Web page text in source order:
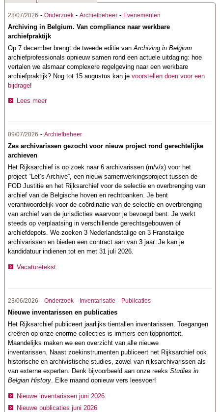
28/07/2026 -Onderzoek -Archiefbeheer - Evenementen
Archiving in Belgium. Van compliance naar werkbare
archiefpraktijk
Op 7 december brengt de tweede editie vanArchiving in Belgium
archiefprofessionals opnieuw samen rond een actuele uitdaging: hoe
vertalen we alsmaar complexere regelgeving naar een werkbare
archiefpraktijk? Nog tot 15 augustus kan jevoorstellen doen voor een
bijdrage!
Lees meer
09/07/2026 -Archiefbeheer
Zes archivarissen gezocht voor nieuw project rond gerechtelijke
archieven
Het Rijksarchief is op zoek naar 6 archivarissen (m/v/x) voor het
project “Let’s Archive”, een nieuw samenwerkingsproject tussen de
FOD Justitie en het Rijksarchief voor de selectie en overbrenging van
archief van de Belgische hoven en rechtbanken. Je bent
verantwoordelijk voor de coördinatie van de selectie en overbrenging
van archief van de jurisdicties waarvoor je bevoegd bent. Je werkt
steeds op verplaatsing in verschillende gerechtsgebouwen of
archiefdepots. We zoeken 3 Nederlandstalige en 3 Franstalige
archivarissen en bieden een contract aan van 3 jaar. Je kan je
kandidatuur indienen tot en met 31 juli 2026.
Vacaturetekst
23/06/2026 -Onderzoek - Inventarisatie - Publicaties
Nieuwe inventarissen en publicaties
Het Rijksarchief publiceert jaarlijks tientallen inventarissen. Toegangen
creëren op onze enorme collecties is immers een topprioriteit.
Maandelijks maken we een overzicht van alle nieuwe
inventarissen. Naast zoekinstrumenten publiceert het Rijksarchief ook
historische en archivistische studies, zowel van rijksarchivarissen als
van externe experten. Denk bijvoorbeeld aan onze reeksStudies in
Belgian History . Elke maand opnieuw vers leesvoer!
Nieuwe inventarissen juni 2026
Nieuwe publicaties juni 2026